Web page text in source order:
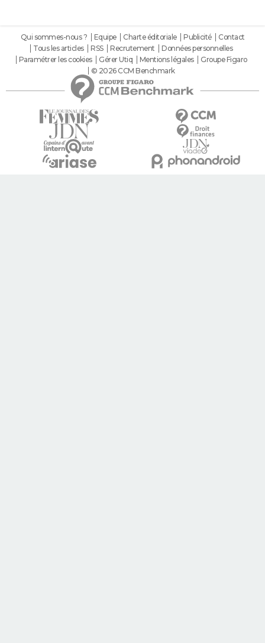
Qui sommes-nous ? Equipe Charte éditoriale Publicité
Contact
Tous les articles
RSS Recrutement
Données personnelles
Paramétrer les cookies
Gérer Utiq Mentions légales
Groupe Figaro
© 2026 CCM Benchmark